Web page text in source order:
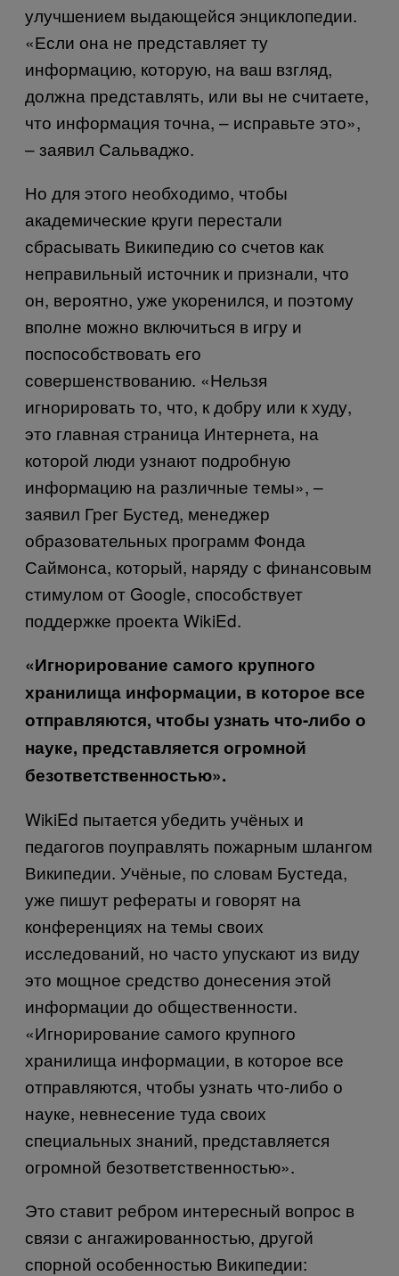
улучшением выдающейся энциклопедии.
«Если она не представляет ту
информацию, которую, на ваш взгляд,
должна представлять, или вы не считаете,
что информация точна, – исправьте это»,
– заявил Сальваджо.
Но для этого необходимо, чтобы
академические круги перестали
сбрасывать Википедию со счетов как
неправильный источник и признали, что
он, вероятно, уже укоренился, и поэтому
вполне можно включиться в игру и
поспособствовать его
совершенствованию. «Нельзя
игнорировать то, что, к добру или к худу,
это главная страница Интернета, на
которой люди узнают подробную
информацию на различные темы», –
заявил Грег Бустед, менеджер
образовательных программ Фонда
Саймонса, который, наряду с финансовым
стимулом от Google, способствует
поддержке проекта WikiEd.
«Игнорирование самого крупного
хранилища информации, в которое все
отправляются, чтобы узнать что-либо о
науке, представляется огромной
безответственностью».
WikiEd пытается убедить учёных и
педагогов поуправлять пожарным шлангом
Википедии. Учёные, по словам Бустеда,
уже пишут рефераты и говорят на
конференциях на темы своих
исследований, но часто упускают из виду
это мощное средство донесения этой
информации до общественности.
«Игнорирование самого крупного
хранилища информации, в которое все
отправляются, чтобы узнать что-либо о
науке, невнесение туда своих
специальных знаний, представляется
огромной безответственностью».
Это ставит ребром интересный вопрос в
связи с ангажированностью, другой
спорной особенностью Википедии: